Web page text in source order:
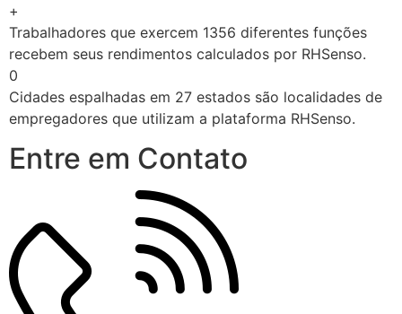
+
Trabalhadores que exercem 1356 diferentes funções
recebem seus rendimentos calculados por RHSenso.
0
Cidades espalhadas em 27 estados são localidades de
empregadores que utilizam a plataforma RHSenso.
Entre em Contato